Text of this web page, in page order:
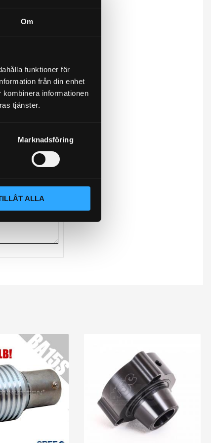
Om
funktioner för
från din enhet
informationen
tjänster.
Marknadsföring
ALLA